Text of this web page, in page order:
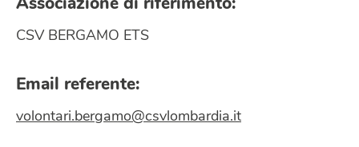
Associazione di riferimento:
CSV BERGAMO ETS
Email referente:
volontari.bergamo@csvlombardia.it